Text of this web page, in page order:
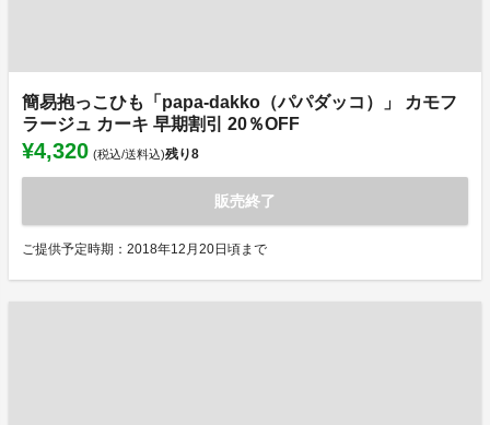
簡易抱っこひも「papa-dakko（パパダッコ）」 カモフ
ラージュ カーキ 早期割引 20％OFF
¥4,320 (税込/送料込)残り8
販売終了
ご提供予定時期：2018年12月20日頃まで